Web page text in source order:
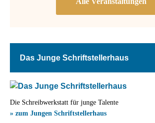
Das Junge Schriftstellerhaus
Die Schreibwerkstatt für junge Talente
» zum Jungen Schriftstellerhaus